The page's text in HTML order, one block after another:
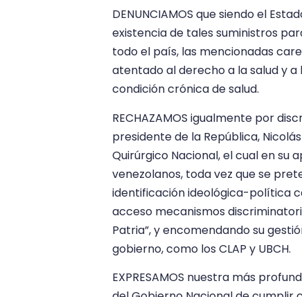
DENUNCIAMOS que siendo el
existencia de tales suministros
todo el país, las mencionadas
atentado al derecho a la salud y
condición crónica de salud.
RECHAZAMOS igualmente por
presidente de la República,
Quirúrgico Nacional, el cual en su
venezolanos, toda vez que se
identificación ideológica-política
acceso mecanismos
Patria”, y encomendando su
gobierno, como los CLAP y UBCH.
EXPRESAMOS nuestra más